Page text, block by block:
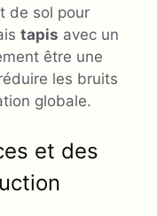
de sol pour
tapis avec un
être une
les bruits
globale.
et des